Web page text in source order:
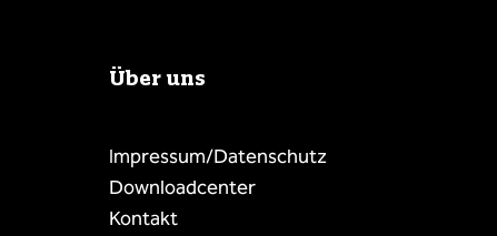
Über uns
Impressum/Datenschutz
Downloadcenter
Kontakt